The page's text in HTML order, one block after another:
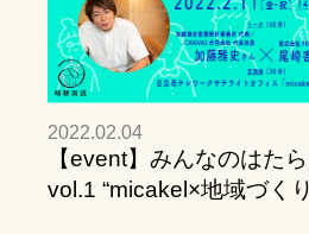
2022.02.04
【event】みんなのはた
vol.1 “micakel×地域づく